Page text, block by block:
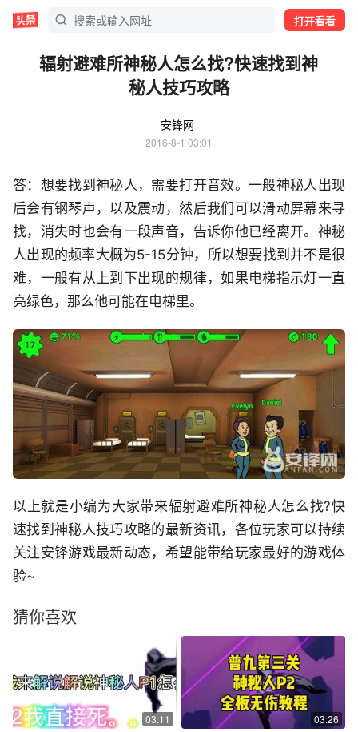
打开看看
辐射避难所神秘人怎么找?快速找到神
秘人技巧攻略
安锋网
2016-8-1 03:01
答：想要找到神秘人，需要打开音效。一般神秘人出现
后会有钢琴声，以及震动，然后我们可以滑动屏幕来寻
找，消失时也会有一段声音，告诉你他已经离开。神秘
人出现的频率大概为5-15分钟，所以想要找到并不是很
难，一般有从上到下出现的规律，如果电梯指示灯一直
亮绿色，那么他可能在电梯里。
以上就是小编为大家带来辐射避难所神秘人怎么找?快
速找到神秘人技巧攻略的最新资讯，各位玩家可以持续
关注安锋游戏最新动态，希望能带给玩家最好的游戏体
验~
猜你喜欢
03:11 03:26